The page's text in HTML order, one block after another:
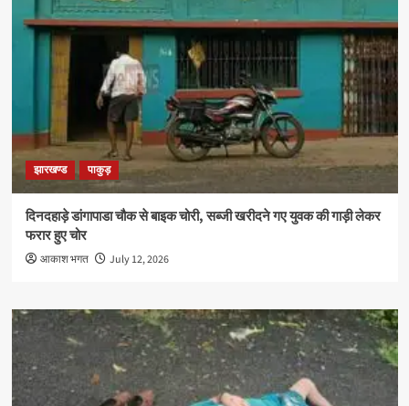
झारखण्ड पाकुड़
दिनदहाड़े डांगापाडा चौक से बाइक चोरी, सब्जी खरीदने गए युवक की गाड़ी लेकर
फरार हुए चोर
आकाश भगत July 12, 2026